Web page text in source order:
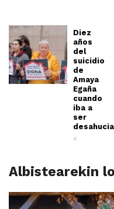
Diez
años
del
suicidio
de
Amaya
Egaña
cuando
iba a
ser
<
Albistearekin